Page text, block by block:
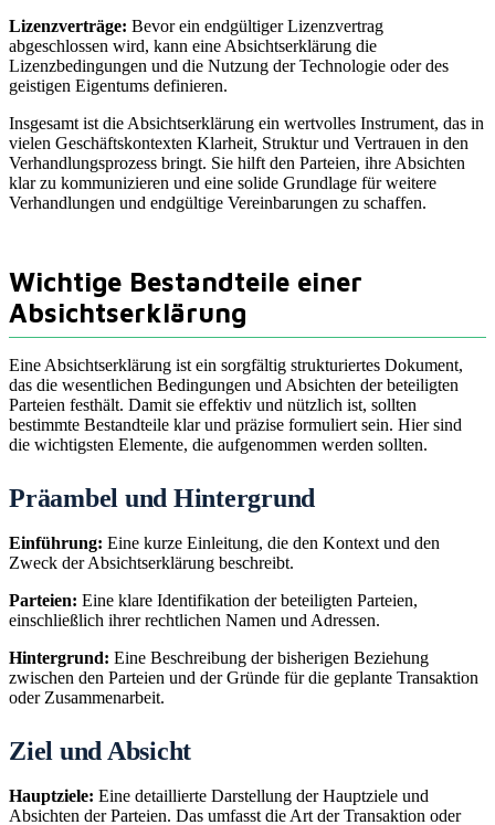
Lizenzverträge: Bevor ein endgültiger Lizenzvertrag
abgeschlossen wird, kann eine Absichtserklärung die
Lizenzbedingungen und die Nutzung der Technologie oder des
geistigen Eigentums definieren.
Insgesamt ist die Absichtserklärung ein wertvolles Instrument, das in
vielen Geschäftskontexten Klarheit, Struktur und Vertrauen in den
Verhandlungsprozess bringt. Sie hilft den Parteien, ihre Absichten
klar zu kommunizieren und eine solide Grundlage für weitere
Verhandlungen und endgültige Vereinbarungen zu schaffen.
Wichtige Bestandteile einer
Absichtserklärung
Eine Absichtserklärung ist ein sorgfältig strukturiertes Dokument,
das die wesentlichen Bedingungen und Absichten der beteiligten
Parteien festhält. Damit sie effektiv und nützlich ist, sollten
bestimmte Bestandteile klar und präzise formuliert sein. Hier sind
die wichtigsten Elemente, die aufgenommen werden sollten.
Präambel und Hintergrund
Einführung: Eine kurze Einleitung, die den Kontext und den
Zweck der Absichtserklärung beschreibt.
Parteien: Eine klare Identifikation der beteiligten Parteien,
einschließlich ihrer rechtlichen Namen und Adressen.
Hintergrund: Eine Beschreibung der bisherigen Beziehung
zwischen den Parteien und der Gründe für die geplante Transaktion
oder Zusammenarbeit.
Ziel und Absicht
Hauptziele: Eine detaillierte Darstellung der Hauptziele und
Absichten der Parteien. Das umfasst die Art der Transaktion oder